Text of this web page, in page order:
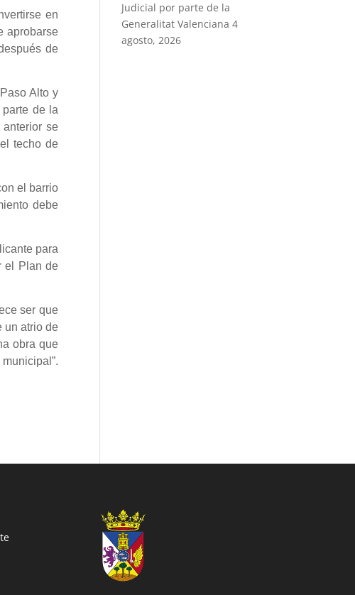
en
aprobarse
de
Alto y
de la
se
techo de
el barrio
debe
para
el Plan de
ser que
un atrio de
obra que
Judicial por parte de la
Generalitat Valenciana 4
agosto, 2026